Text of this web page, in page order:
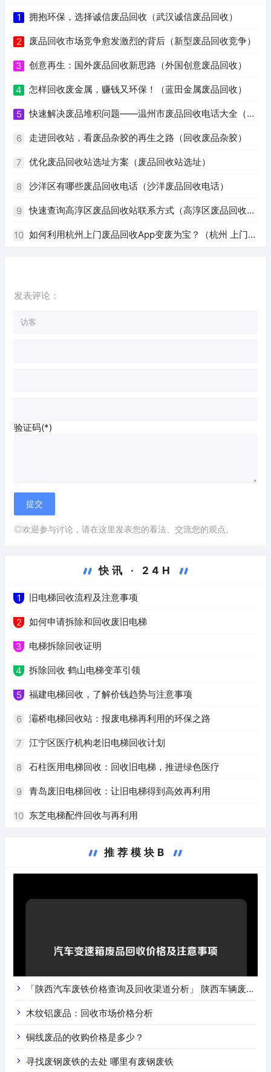
1 拥抱环保，选择诚信废品回收（武汉诚信废品回收）
2 废品回收市场竞争愈发激烈的背后（新型废品回收竞争）
3 创意再生：国外废品回收新思路（外国创意废品回收）
4 怎样回收废金属，赚钱又环保！（蓝田金属废品回收）
5 快速解决废品堆积问题——温州市废品回收电话大全（温
州废品回收电话号码）
6 走进回收站，看废品杂胶的再生之路（回收废品杂胶）
7 优化废品回收站选址方案（废品回收站选址）
8 沙洋区有哪些废品回收电话（沙洋废品回收电话）
9 快速查询高淳区废品回收站联系方式（高淳区废品回收站
电话）
10 如何利用杭州上门废品回收App变废为宝？（杭州 上门回
发表评论：
验证码(*)
◎欢迎参与讨论，请在这里发表您的看法、交流您的观点。
快讯 · 24H
1 旧电梯回收流程及注意事项
2 如何申请拆除和回收废旧电梯
3 电梯拆除回收证明
4 拆除回收 鹤山电梯变革引领
5 福建电梯回收，了解价钱趋势与注意事项
6 灞桥电梯回收站：报废电梯再利用的环保之路
7 江宁区医疗机构老旧电梯回收计划
8 石柱医用电梯回收：回收旧电梯，推进绿色医疗
9 青岛废旧电梯回收：让旧电梯得到高效再利用
10 东芝电梯配件回收与再利用
推荐模块B
「陕西汽车废铁价格查询及回收渠道分析」 陕西车辆废铁
价是什么
木纹铝废品：回收市场价格分析
铜线废品的收购价格是多少？
寻找废钢废铁的去处 哪里有废钢废铁